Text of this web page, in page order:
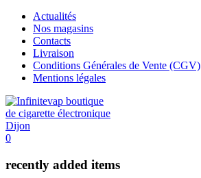
Actualités
Nos magasins
Contacts
Livraison
Conditions Générales de Vente (CGV)
Mentions légales
0
recently added items